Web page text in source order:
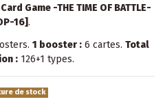
Game -THE TIME OF BATTLE-
16].
1 booster : 6 cartes. Total
: 126+1 types.
de stock